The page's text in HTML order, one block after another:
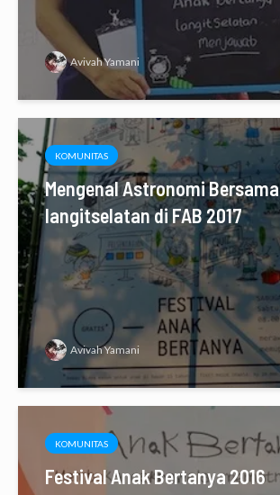
Avivah Yamani
KOMUNITAS
Mengenal Astronomi Bersama
langitselatan di FAB 2017
Avivah Yamani
KOMUNITAS
Festival Anak Bertanya 2016